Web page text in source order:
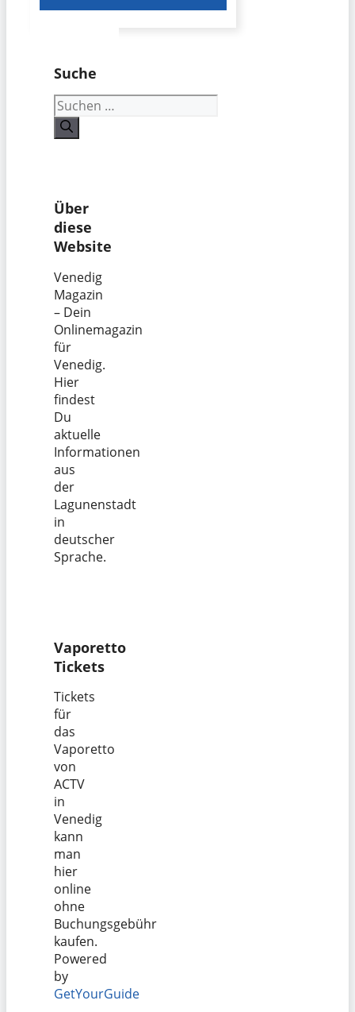
Suche
Suchen
nach:
Über
diese
Website
Venedig
Magazin
– Dein
Onlinemagazin
für
Venedig.
Hier
findest
Du
aktuelle
Informationen
aus
der
Lagunenstadt
in
deutscher
Sprache.
Vaporetto
Tickets
Tickets
für
das
Vaporetto
von
ACTV
in
Venedig
kann
man
hier
online
ohne
Buchungsgebühr
kaufen.
Powered
by
GetYourGuide